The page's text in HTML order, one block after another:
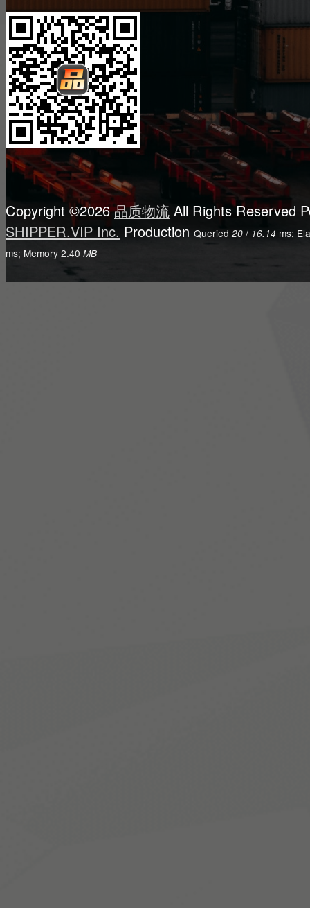
Copyright ©2026品质物流 All Rights Reserved
SHIPPER.VIP Inc. Production Queried20 / 16.14 ms;
ms; Memory 2.40 MB